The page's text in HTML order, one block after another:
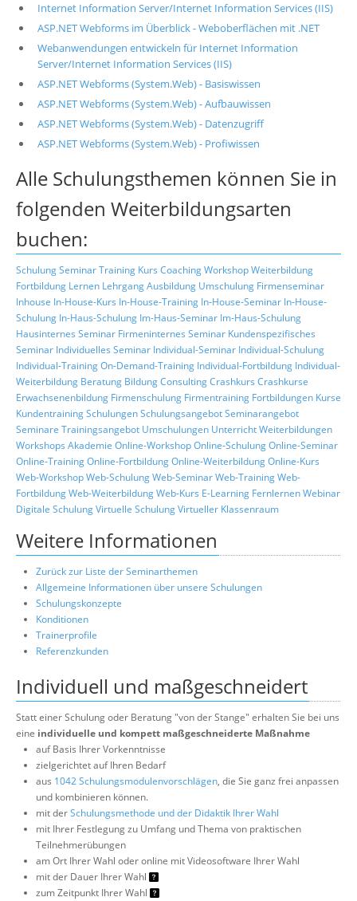
Internet Information Server/Internet Information Services (IIS)
ASP.NET Webforms im Überblick - Weboberflächen mit .NET
Webanwendungen entwickeln für Internet Information
Server/Internet Information Services (IIS)
ASP.NET Webforms (System.Web) - Basiswissen
ASP.NET Webforms (System.Web) - Aufbauwissen
ASP.NET Webforms (System.Web) - Datenzugriff
ASP.NET Webforms (System.Web) - Profiwissen
Alle Schulungsthemen können Sie in
folgenden Weiterbildungsarten
buchen:
SchulungSeminarTraining Kurs CoachingWorkshopWeiterbildung
Fortbildung Lernen LehrgangAusbildung Umschulung Firmenseminar
Inhouse In-House-Kurs In-House-Training In-House-Seminar In-House-
Schulung In-Haus-Schulung Im-Haus-Seminar Im-Haus-Schulung
Hausinternes Seminar Firmeninternes Seminar Kundenspezifisches
Seminar Individuelles Seminar Individual-Seminar Individual-Schulung
Individual-TrainingOn-Demand-Training Individual-Fortbildung Individual-
Weiterbildung Beratung BildungConsultingCrashkurs Crashkurse
Erwachsenenbildung Firmenschulung Firmentraining Fortbildungen Kurse
KundentrainingSchulungenSchulungsangebotSeminarangebot
Seminare Trainingsangebot Umschulungen UnterrichtWeiterbildungen
Workshops Akademie Online-WorkshopOnline-SchulungOnline-Seminar
Online-TrainingOnline-FortbildungOnline-WeiterbildungOnline-Kurs
Web-WorkshopWeb-SchulungWeb-SeminarWeb-TrainingWeb-
FortbildungWeb-WeiterbildungWeb-Kurs E-Learning FernlernenWebinar
Digitale SchulungVirtuelle SchulungVirtueller Klassenraum
Weitere Informationen
Zurück zur Liste der Seminarthemen
Allgemeine Informationen über unsere Schulungen
Schulungskonzepte
Konditionen
Trainerprofile
Referenzkunden
Individuell und maßgeschneidert
Statt einer Schulung oder Beratung "von der Stange" erhalten Sie bei uns
eine individuelle und kompett maßgeschneiderte Maßnahme
auf Basis Ihrer Vorkenntnisse
zielgerichtet auf Ihren Bedarf
aus 1042 Schulungsmodulenvorschlägen, die Sie ganz frei anpassen
und kombinieren können.
mit derSchulungsmethode und der Didaktik Ihrer Wahl
mit Ihrer Festlegung zu Umfang und Thema von praktischen
Teilnehmerübungen
am Ort Ihrer Wahl oder online mit Videosoftware Ihrer Wahl
mit der Dauer Ihrer Wahl
zum Zeitpunkt Ihrer Wahl